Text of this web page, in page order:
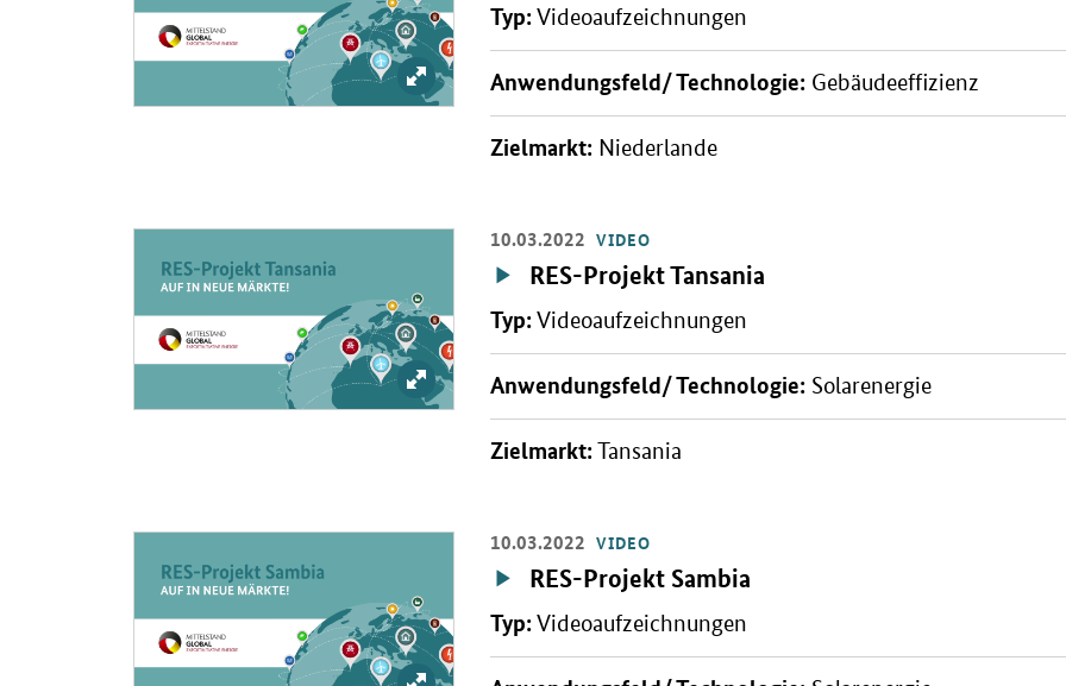
Bild vergrößern: Titelbild
Typ:Videoaufzeichnungen
Anwendungsfeld/ Technologie: Gebäudeeffizienz
Zielmarkt: Niederlande
Bild vergrößern: Titelbild
10.03.2022 VIDEO
Video:
RES-Projekt Tansania
Typ:Videoaufzeichnungen
Anwendungsfeld/ Technologie: Solarenergie
Zielmarkt:Tansania
Bild vergrößern: Titelbild
10.03.2022 VIDEO
Video:
RES-Projekt Sambia
Typ:Videoaufzeichnungen